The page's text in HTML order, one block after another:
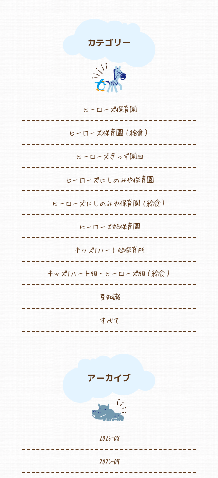
カテゴリー
ヒーローズ保育園
ヒーローズ保育園（給食）
ヒーローズきっず園田
ヒーローズにしのみや保育園
ヒーローズにしのみや保育園（給食）
ヒーローズ旭保育園
キッズ1ハート旭保育所
キッズ1ハート旭・ヒーローズ旭（給食）
豆知識
すべて
アーカイブ
2026-08
2026-07